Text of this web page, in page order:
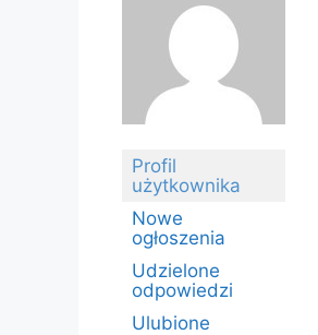
Profil
użytkownika
Nowe
ogłoszenia
Udzielone
odpowiedzi
Ulubione